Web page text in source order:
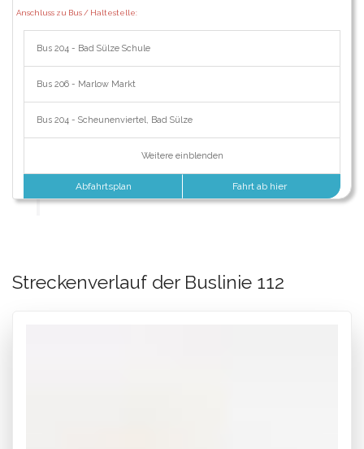
Anschluss zu Bus / Haltestelle:
Bus 204 - Bad Sülze Schule
Bus 206 - Marlow Markt
Bus 204 - Scheunenviertel, Bad Sülze
Weitere einblenden
Abfahrtsplan Fahrt ab hier
Streckenverlauf der Buslinie 112